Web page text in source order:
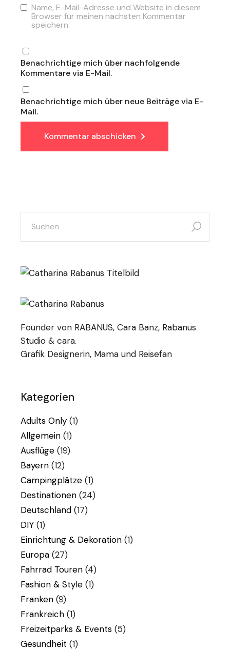
Name, E-Mail-Adresse und Website in diesem
Browser für meinen nächsten Kommentar
speichern.
Benachrichtige mich über nachfolgende
Kommentare via E-Mail.
Benachrichtige mich über neue Beiträge via E-
Mail.
Kommentar abschicken
Founder von RABANUS, Cara Banz, Rabanus
Studio & cara.
Grafik Designerin, Mama und Reisefan
Kategorien
Adults Only (1)
Allgemein (1)
Ausflüge (19)
Bayern (12)
Campingplätze (1)
Destinationen (24)
Deutschland (17)
DIY (1)
Einrichtung & Dekoration (1)
Europa (27)
Fahrrad Touren (4)
Fashion & Style (1)
Franken (9)
Frankreich (1)
Freizeitparks & Events (5)
Gesundheit (1)